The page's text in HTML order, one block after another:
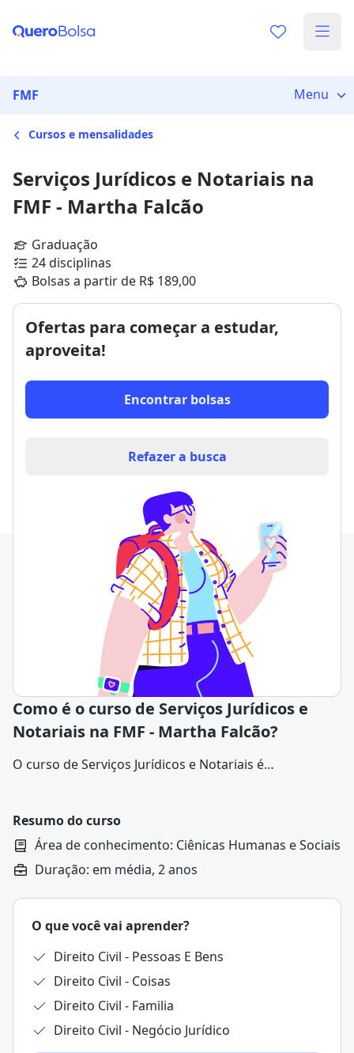
FMF Menu
Cursos e mensalidades
Serviços Jurídicos e Notariais na
FMF - Martha Falcão
Graduação
24 disciplinas
Bolsas a partir de R$ 189,00
Ofertas para começar a estudar,
aproveita!
Encontrar bolsas
Refazer a busca
Como é o curso de Serviços Jurídicos e
Notariais na FMF - Martha Falcão?
O curso de Serviços Jurídicos e Notariais é
e a distância (EaD), e duração média de quatro
semestres (dois anos) ao estudante.
Resumo do curso
Área de conhecimento: Ciênicas Humanas e Sociais
Duração: em média, 2 anos
O que você vai aprender?
Direito Civil - Pessoas E Bens
Direito Civil - Coisas
Direito Civil - Familia
Direito Civil - Negócio Jurídico